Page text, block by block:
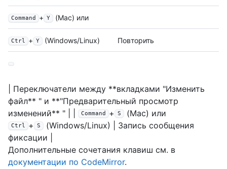
Command + Y (Mac) или
Ctrl + Y (Windows/Linux) Повторить
| Переключатели между **вкладками "Изменить
файл** " и **"Предварительный просмотр
изменений** " | |
Command + S (Mac) или
Ctrl + S
(Windows/Linux) | Запись сообщения
фиксации |
Дополнительные сочетания клавиш см. в
документации по CodeMirror.